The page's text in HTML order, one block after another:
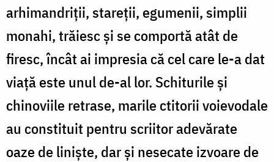
arhimandriții, stareții, egumenii, simplii
monahi, trăiesc şi se comportă atât de
firesc, încât ai impresia că cel care le-a dat
viață este unul de-al lor. Schiturile şi
chinoviile retrase, marile ctitorii voievodale
au constituit pentru scriitor adevărate
oaze de linişte, dar şi nesecate izvoare de